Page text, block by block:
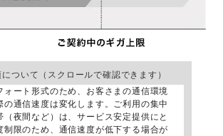
ついて（スクロールで確認できます）
ォート形式のため、お客さまの通信環境
の通信速度は変化します。ご利用の集中
（夜間など）は、サービス安定提供にと
制限のため、通信速度が低下する場合が